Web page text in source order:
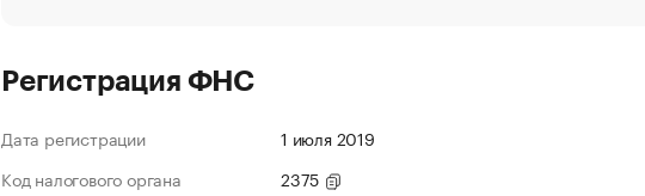
Регистрация ФНС
Дата регистрации
1 июля 2019
Код налогового органа
2375